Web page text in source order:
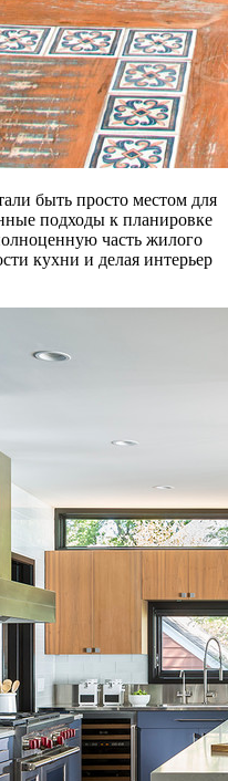
быть просто местом для
подходы к планировке
часть жилого
кухни и делая интерьер